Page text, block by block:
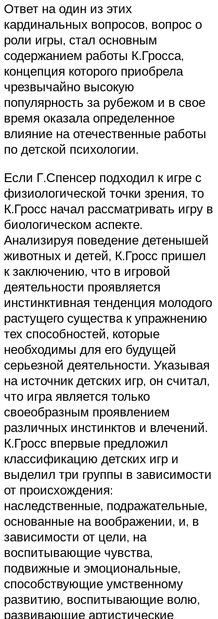
Ответ на один из этих
кардинальных вопросов, вопрос о
роли игры, стал основным
содержанием работы К.Гросса,
концепция которого приобрела
чрезвычайно высокую
популярность за рубежом и в свое
время оказала определенное
влияние на отечественные работы
по детской психологии.
Если Г.Спенсер подходил к игре с
физиологической точки зрения, то
К.Гросс начал рассматривать игру в
биологическом аспекте.
Анализируя поведение детенышей
животных и детей, К.Гросс пришел
к заключению, что в игровой
деятельности проявляется
инстинктивная тенденция молодого
растущего существа к упражнению
тех способностей, которые
необходимы для его будущей
серьезной деятельности. Указывая
на источник детских игр, он считал,
что игра является только
своеобразным проявлением
различных инстинктов и влечений.
К.Гросс впервые предложил
классификацию детских игр и
выделил три группы в зависимости
от происхождения:
наследственные, подражательные,
основанные на воображении, и, в
зависимости от цели, на
воспитывающие чувства,
подвижные и эмоциональные,
способствующие умственному
развитию, воспитывающие волю,
развивающие артистические